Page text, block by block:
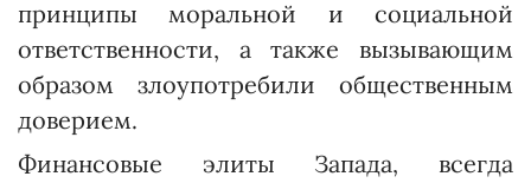
принципы моральной и социальной
ответственности, а также вызывающим
образом злоупотребили общественным
доверием.
Финансовые элиты Запада, всегда